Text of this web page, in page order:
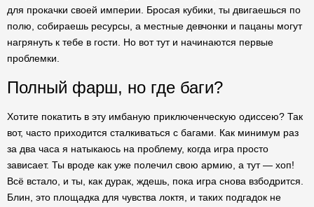
для прокачки своей империи. Бросая кубики, ты двигаешься по
полю, собираешь ресурсы, а местные девчонки и пацаны могут
нагрянуть к тебе в гости. Но вот тут и начинаются первые
проблемки.
Полный фарш, но где баги?
Хотите покатить в эту имбаную приключенческую одиссею? Так
вот, часто приходится сталкиваться с багами. Как минимум раз
за два часа я натыкаюсь на проблему, когда игра просто
зависает. Ты вроде как уже полечил свою армию, а тут — хоп!
Всё встало, и ты, как дурак, ждешь, пока игра снова взбодрится.
Блин, это площадка для чувства локтя, и таких подгадок не